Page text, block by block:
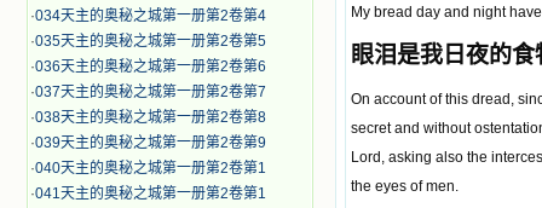
·034天主的奥秘之城第一册第2卷第4
·035天主的奥秘之城第一册第2卷第5
·036天主的奥秘之城第一册第2卷第6
·037天主的奥秘之城第一册第2卷第7
·038天主的奥秘之城第一册第2卷第8
·039天主的奥秘之城第一册第2卷第9
·040天主的奥秘之城第一册第2卷第1
·041天主的奥秘之城第一册第2卷第1
My bread day and night
眼泪是我日夜的
On account of this dread,
secret and without
Lord, asking also the
the eyes of men.